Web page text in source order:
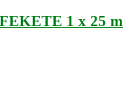
1 x 25 m